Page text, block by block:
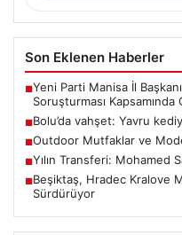
Son Eklenen Haberler
■Yeni Parti Manisa İl
Soruşturması Kapsamında
■Bolu’da vahşet: Yavru
■Outdoor Mutfaklar ve
■Yılın Transferi: Mohamed
■Beşiktaş, Hradec Kralove
Sürdürüyor